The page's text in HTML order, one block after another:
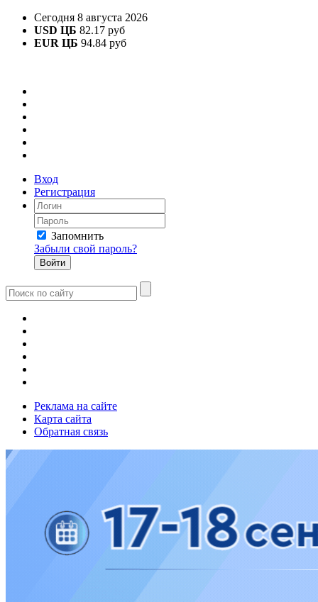
Сегодня 8 августа 2026
USD ЦБ 82.17 руб
EUR ЦБ 94.84 руб
Вход
Регистрация
Запомнить
Забыли свой пароль?
Реклама на сайте
Карта сайта
Обратная связь